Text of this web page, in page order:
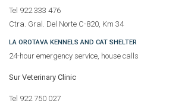
Tel 922 333 476
Ctra. Gral. Del Norte C-820, Km 34
LA OROTAVA KENNELS AND CAT SHELTER
24-hour emergency service, house calls
Sur Veterinary Clinic
Tel 922 750 027